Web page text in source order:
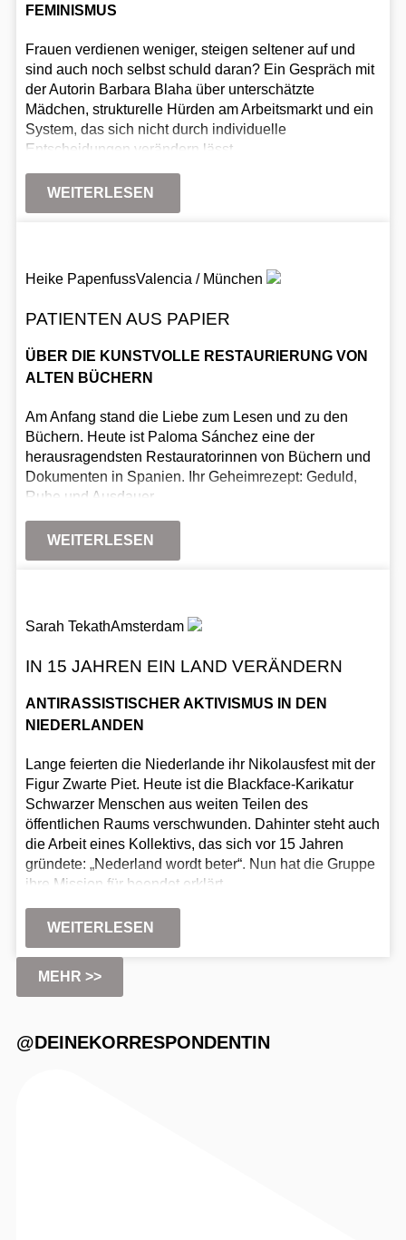
FEMINISMUS
Frauen verdienen weniger, steigen seltener auf und
sind auch noch selbst schuld daran? Ein Gespräch mit
der Autorin Barbara Blaha über unterschätzte
Mädchen, strukturelle Hürden am Arbeitsmarkt und ein
System, das sich nicht durch individuelle
Entscheidungen verändern lässt.
WEITERLESEN
Heike PapenfussValencia / München
PATIENTEN AUS PAPIER
ÜBER DIE KUNSTVOLLE RESTAURIERUNG VON
ALTEN BÜCHERN
Am Anfang stand die Liebe zum Lesen und zu den
Büchern. Heute ist Paloma Sánchez eine der
herausragendsten Restauratorinnen von Büchern und
Dokumenten in Spanien. Ihr Geheimrezept: Geduld,
Ruhe und Ausdauer.
WEITERLESEN
Sarah TekathAmsterdam
IN 15 JAHREN EIN LAND VERÄNDERN
ANTIRASSISTISCHER AKTIVISMUS IN DEN
NIEDERLANDEN
Lange feierten die Niederlande ihr Nikolausfest mit der
Figur Zwarte Piet. Heute ist die Blackface-Karikatur
Schwarzer Menschen aus weiten Teilen des
öffentlichen Raums verschwunden. Dahinter steht auch
die Arbeit eines Kollektivs, das sich vor 15 Jahren
gründete: „Nederland wordt beter“. Nun hat die Gruppe
ihre Mission für beendet erklärt.
WEITERLESEN
MEHR >>
@DEINEKORRESPONDENTIN